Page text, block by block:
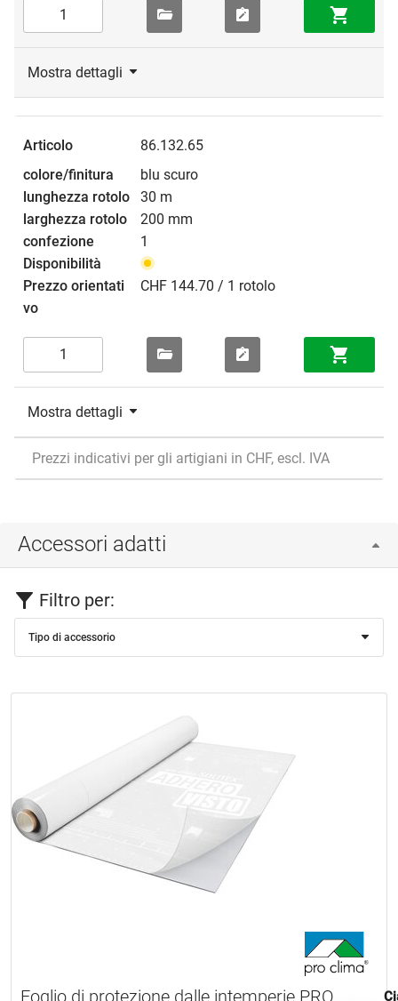
Mostra dettagli
86.132.65
blu scuro
30 m
200 mm
1
CHF 144.70 / 1 rotolo
Mostra dettagli
Prezzi indicativi per gli artigiani in CHF, escl. IVA
Accessori adatti
Filtro per:
Tipo di accessorio
Foglio di protezione dalle intemperie PRO